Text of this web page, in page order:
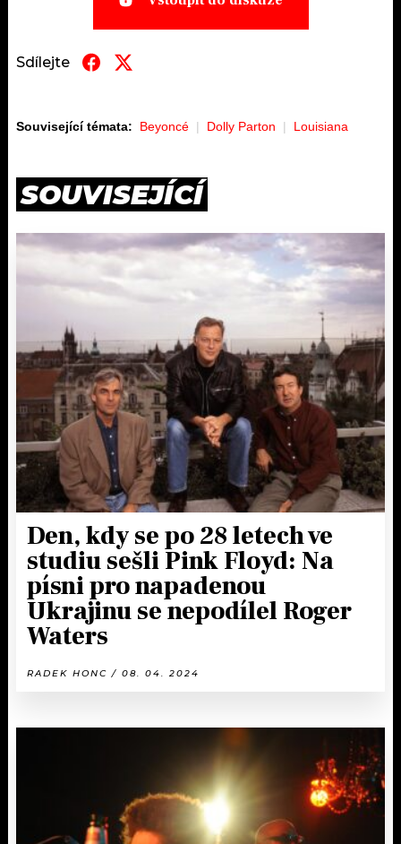
Sdílejte
Související témata: Beyoncé Dolly Parton Louisiana
SOUVISEJÍCÍ
Den, kdy se po 28 letech ve
studiu sešli Pink Floyd: Na
písni pro napadenou
Ukrajinu se nepodílel Roger
Waters
RADEK HONC / 08. 04. 2024